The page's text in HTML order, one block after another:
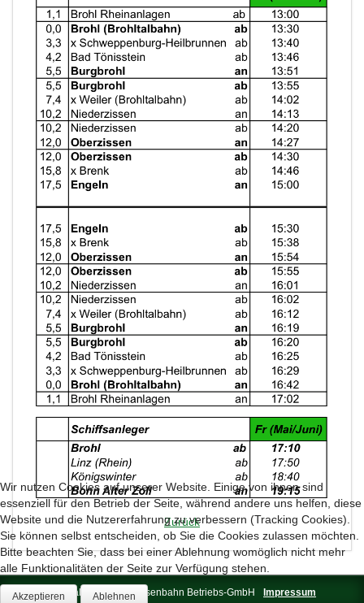
Zurück
© 2026 Brohltal-Schmalspureisenbahn Betriebs-GmbH Impressum
Wir nutzen Cookies auf unserer Website. Einige von ihnen sind
essenziell für den Betrieb der Seite, während andere uns helfen, diese
Website und die Nutzererfahrung zu verbessern (Tracking Cookies).
Sie können selbst entscheiden, ob Sie die Cookies zulassen möchten.
Bitte beachten Sie, dass bei einer Ablehnung womöglich nicht mehr
alle Funktionalitäten der Seite zur Verfügung stehen.
Akzeptieren Ablehnen